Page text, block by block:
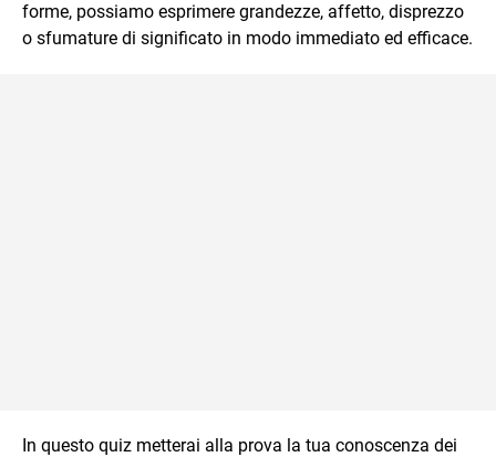
forme, possiamo esprimere grandezze, affetto, disprezzo
o sfumature di significato in modo immediato ed efficace.
In questo quiz metterai alla prova la tua conoscenza dei